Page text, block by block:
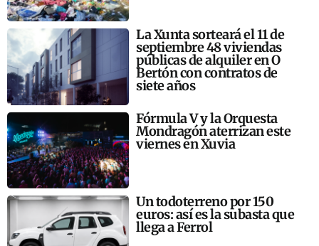
La Xunta sorteará el 11 de
septiembre 48 viviendas
públicas de alquiler en O
Bertón con contratos de
siete años
Fórmula V y la Orquesta
Mondragón aterrizan este
viernes en Xuvia
Un todoterreno por 150
euros: así es la subasta que
llega a Ferrol